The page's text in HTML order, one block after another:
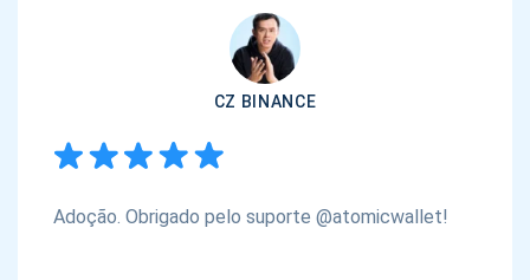
CZ BINANCE
Adoção. Obrigado pelo suporte @atomicwallet!